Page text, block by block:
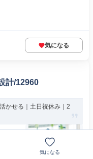
気になる
計/12960
かせる｜土日祝休み｜2
気になる